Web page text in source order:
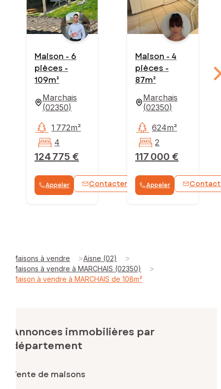
Maison - 6
pièces -
109m²
Marchais
(02350)
124 775 €
1 772m²
4
Appeler Contacter WhatsApp
Maison - 4
pièces -
87m²
Marchais
(02350)
117 000 €
624m²
2
Appeler
Maisons à vendre >Aisne (02) >
Maisons à vendre à MARCHAIS (02350) >
Maison à vendre à MARCHAIS de 108m²
Annonces immobilières par
département
Vente de maisons